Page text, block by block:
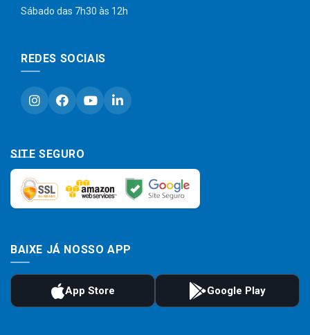
Sábado das 7h30 às 12h
REDES SOCIAIS
SITE SEGURO
BAIXE JÁ NOSSO APP